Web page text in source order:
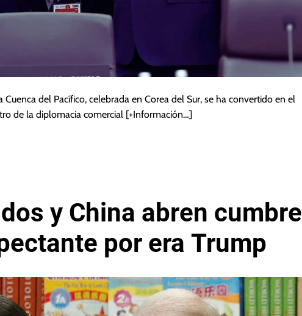
del Pacífico, celebrada en Corea del Sur, se ha convertido en el
de la diplomacia comercial [+Información…]
y China abren cumbre
por era Trump